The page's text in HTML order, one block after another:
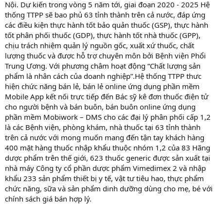
Nội. Dự kiến trong vòng 5 năm tới, giai đoạn 2020 - 2025 Hệ
thống TTPP sẽ bao phủ 63 tỉnh thành trên cả nước, đáp ứng
các điều kiện thực hành tốt bảo quản thuốc (GSP), thực hành
tốt phân phối thuốc (GDP), thực hành tốt nhà thuốc (GPP),
chịu trách nhiệm quản lý nguồn gốc, xuất xứ thuốc, chất
lượng thuốc và được hỗ trợ chuyên môn bởi Bệnh viện Phổi
Trung Ương. Với phương châm hoạt động “Chất lượng sản
phẩm là nhân cách của doanh nghiệp”.Hệ thống TTPP thưc
hiện chức năng bán lẻ, bán lẻ online ứng dụng phần mềm
Mobile App kết nối trực tiếp đến Bác sỹ kê đơn thuốc điện tử
cho người bệnh và bán buôn, bán buôn online ứng dụng
phần mềm Mobiwork – DMS cho các đại lý phân phối cấp 1,2
là các Bệnh viện, phòng khám, nhà thuốc tại 63 tỉnh thành
trên cả nước với mong muốn mang đến tận tay khách hàng
400 mặt hàng thuốc nhập khẩu thuộc nhóm 1,2 của 83 Hãng
dược phẩm trên thế giới, 623 thuốc generic được sản xuất tại
nhà máy Công ty cổ phần dược phẩm Vimedimex 2 và nhập
khẩu 233 sản phẩm thiết bị y tế, vật tư tiêu hao, thực phẩm
chức năng, sữa và sản phẩm dinh dưỡng dùng cho mẹ, bé với
chính sách giá bán hợp lý.